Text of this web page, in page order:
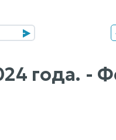
года. -